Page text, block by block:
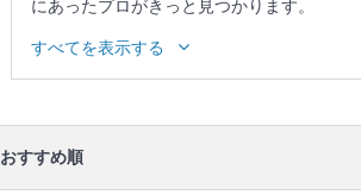
にあったプロがきっと見つかります。
▼表示価格に含まれる草刈り（草刈り機）の
囲
※本ページでは一部プロモーションを含む場
ります。
すべてを表示する
おすすめ順